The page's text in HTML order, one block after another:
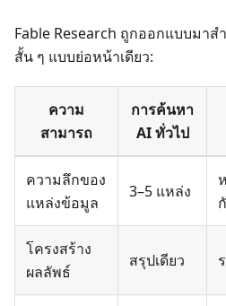
Fable Research ถูกออกแบบมา
สั้น ๆ แบบย่อหน้าเดียว:
ความ
สามารถ
การค้นหา
AI ทั่วไป
ความลึกของ
แหล่งข้อมูล
3–5 แหล่ง
โครงสร้าง
ผลลัพธ์
สรุปเดียว